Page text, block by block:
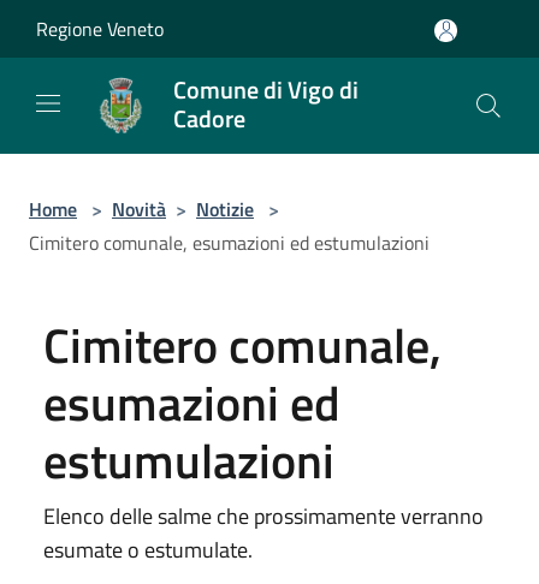
Regione Veneto
Comune di Vigo di
Cadore
Home > Novità > Notizie >
Cimitero comunale, esumazioni ed estumulazioni
Cimitero comunale,
esumazioni ed
estumulazioni
Elenco delle salme che prossimamente verranno
esumate o estumulate.